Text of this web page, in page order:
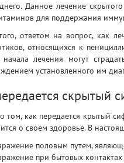
Данное лечение
для поддержания
ответом на вопрос, как
относящихся к
лечения могут
установленного им
скрытый
том, как передается крытый
о своем здоровье. В
половым путем,
при бытовых